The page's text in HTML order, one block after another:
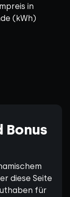
in
(kWh)
Bonus
diese Seite
für